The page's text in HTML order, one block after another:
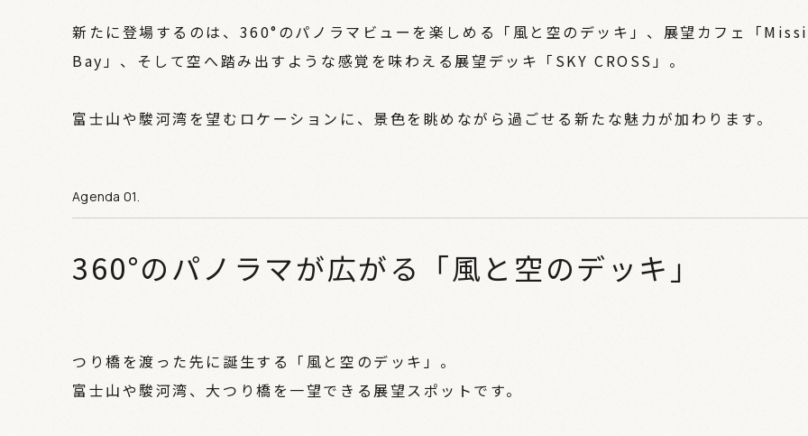
新たに登場するのは、360°のパノラマビューを楽しめる「風と空のデッキ」、展望カフェ「
Bay」、そして空へ踏み出すような感覚を味わえる展望デッキ「SKY CROSS」。
富士山や駿河湾を望むロケーションに、景色を眺めながら過ごせる新たな魅力が加わります。
360°のパノラマが広がる「風と空のデッキ」
つり橋を渡った先に誕生する「風と空のデッキ」。
富士山や駿河湾、大つり橋を一望できる展望スポットです。